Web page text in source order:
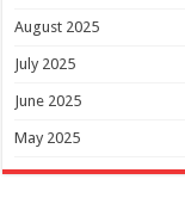
August 2025
July 2025
June 2025
May 2025